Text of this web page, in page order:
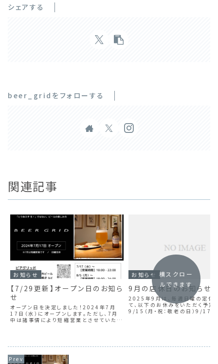
シェアする
beer_gridをフォローする
関連記事
お知らせ
【7/29更新】オープン日のお知ら
せ
オープン日を決定しました！2024年7月
17日（水）にオープンします。ただし、7月
中は諸事情により短縮営業とさせていただ
お知らせ
9月の店休日のお知らせ
2025年9月は、毎週日曜の定休
て、以下のお休みをいただく予定
9/15（月・祝：敬老の日）9/17（
横スクロー
ルできます